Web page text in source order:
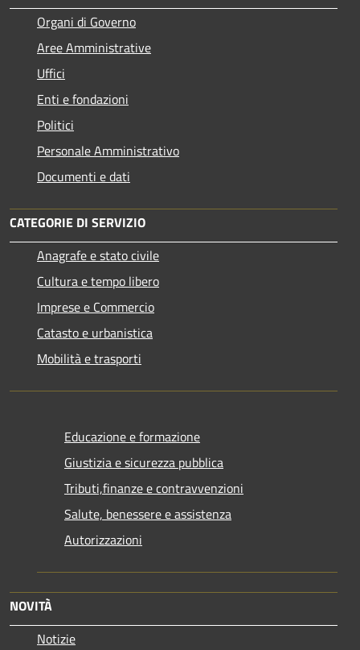
Organi di Governo
Aree Amministrative
Uffici
Enti e fondazioni
Politici
Personale Amministrativo
Documenti e dati
CATEGORIE DI SERVIZIO
Anagrafe e stato civile
Cultura e tempo libero
Imprese e Commercio
Catasto e urbanistica
Mobilità e trasporti
Educazione e formazione
Giustizia e sicurezza pubblica
Tributi,finanze e contravvenzioni
Salute, benessere e assistenza
Autorizzazioni
NOVITÀ
Notizie